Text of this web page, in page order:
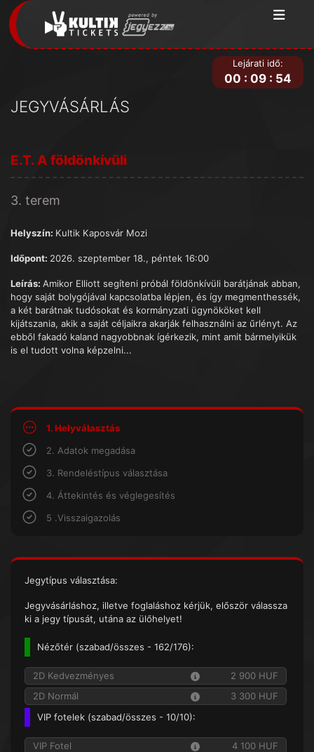
JEGYVÁSÁRLÁS
Lejárati idő:
00 : 09 : 54
E.T. A földönkívüli
3. terem
Helyszín: Kultik Kaposvár Mozi
Időpont: 2026. szeptember 18., péntek 16:00
Leírás: Amikor Elliott segíteni próbál földönkívüli barátjának abban,
hogy saját bolygójával kapcsolatba lépjen, és így megmenthessék,
a két barátnak tudósokat és kormányzati ügynököket kell
kijátszania, akik a saját céljaikra akarják felhasználni az űrlényt. Az
ebből fakadó kaland nagyobbnak ígérkezik, mint amit bármelyikük
is el tudott volna képzelni...
1. Helyválasztás
2. Adatok megadása
3. Rendeléstípus választása
4. Áttekintés és véglegesítés
5 .Visszaigazolás
Jegytípus választása:
Jegyvásárláshoz, illetve foglaláshoz kérjük, először válassza
ki a jegy típusát, utána az ülőhelyet!
Nézőtér (szabad/összes - 162/176):
2D Kedvezményes
2 900 HUF
2D Normál
3 300 HUF
VIP fotelek (szabad/összes - 10/10):
VIP Fotel 4 100 HUF